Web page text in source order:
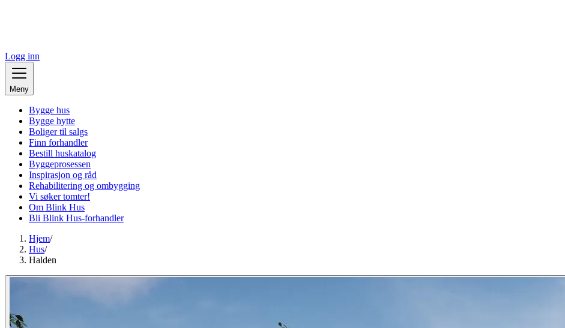
Logg inn
Meny
Bygge hus
Bygge hytte
Boliger til salgs
Finn forhandler
Bestill huskatalog
Byggeprosessen
Inspirasjon og råd
Rehabilitering og ombygging
Vi søker tomter!
Om Blink Hus
Bli Blink Hus-forhandler
Hjem/
Hus/
Halden